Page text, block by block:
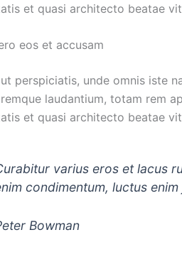
et quasi architecto beatae
eos et accusam
perspiciatis, unde omnis iste
laudantium, totam rem
et quasi architecto beatae
varius eros et lacus
condimentum, luctus
Bowman